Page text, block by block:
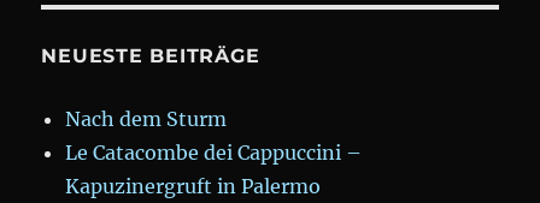
NEUESTE BEITRÄGE
Nach dem Sturm
Le Catacombe dei Cappuccini –
Kapuzinergruft in Palermo